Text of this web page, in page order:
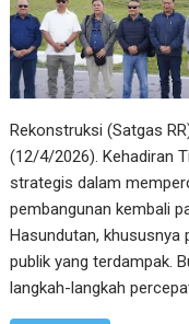
Rekonstruksi (Satgas
(12/4/2026). Kehadiran
strategis dalam
pembangunan kembali
Hasundutan,
publik yang terdampak.
langkah-langkah